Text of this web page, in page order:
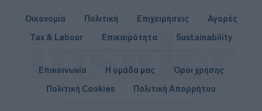
Οικονομία Πολιτική Επιχειρήσεις
Αγορές
Tax & Labour
Επικαιρότητα Sustainability
Επικοινωνία Η ομάδα μας
Όροι χρήσης
Πολιτική Cookies
Πολιτική Απορρήτου